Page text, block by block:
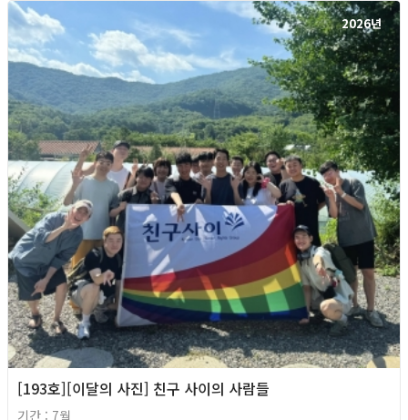
2026년
[193호][이달의 사진] 친구 사이의 사람들
기간 : 7월